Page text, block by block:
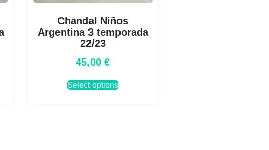
Chandal Niños
Argentina 3 temporada
22/23
45,00 €
Select options